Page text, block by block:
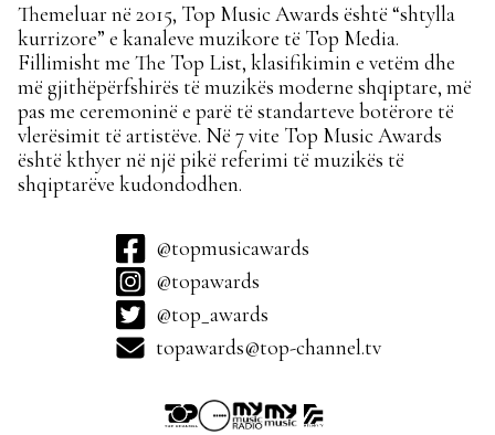
Themeluar në 2015, Top Music Awards është “shtylla
kurrizore” e kanaleve muzikore të Top Media.
Fillimisht me The Top List, klasifikimin e vetëm dhe
më gjithëpërfshirës të muzikës moderne shqiptare, më
pas me ceremoninë e parë të standarteve botërore të
vlerësimit të artistëve. Në 7 vite Top Music Awards
është kthyer në një pikë referimi të muzikës të
shqiptarëve kudondodhen.
@topmusicawards
@topawards
@top_awards
topawards@top-channel.tv